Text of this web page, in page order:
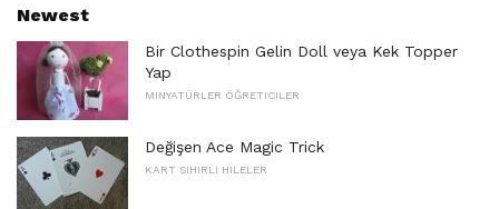
Newest
Bir Clothespin Gelin Doll veya Kek Topper
Yap
MINYATÜRLER ÖĞRETICILER
Değişen Ace Magic Trick
KART SIHIRLI HILELER